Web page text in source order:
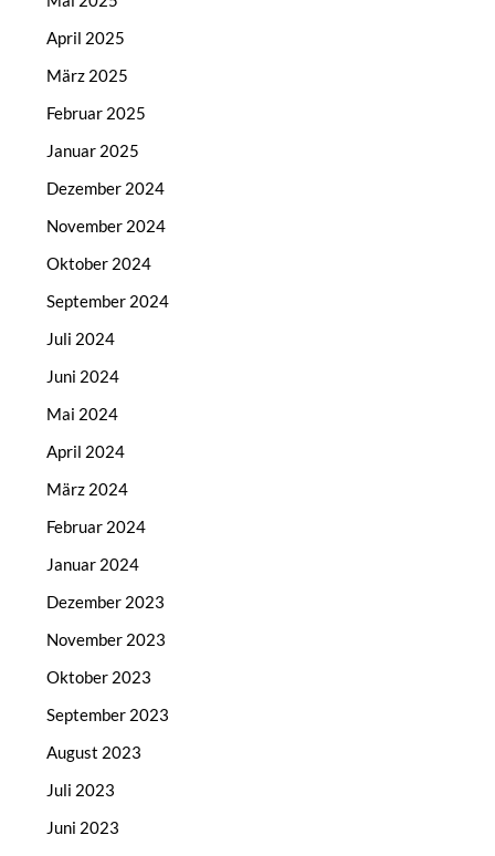
April 2025
März 2025
Februar 2025
Januar 2025
Dezember 2024
November 2024
Oktober 2024
September 2024
Juli 2024
Juni 2024
Mai 2024
April 2024
März 2024
Februar 2024
Januar 2024
Dezember 2023
November 2023
Oktober 2023
September 2023
August 2023
Juli 2023
Juni 2023